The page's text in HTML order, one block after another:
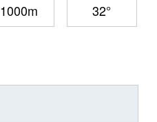
1000m
32°